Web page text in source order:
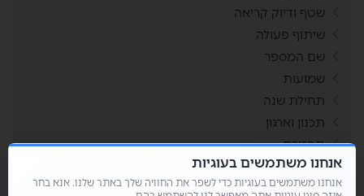
שטף ודיוק קריאה
שיתוף פעולה
שם המספר
שמועות
תחילת שנה
תכנון וארגון
תפזורת
תשבצים
אנחנו משתמשים בעוגיות
אנחנו משתמשים בעוגיות כדי לשפר את החוויה שלך באתר שלנו. אנא בחר